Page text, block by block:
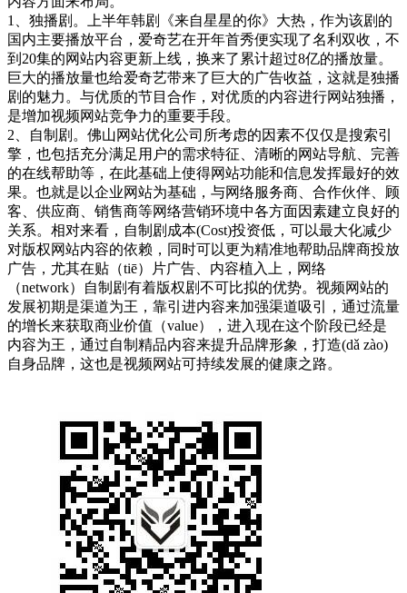
1、独播剧。上半年韩剧《来自星星的你》大热，作为该剧的
国内主要播放平台，爱奇艺在开年首秀便实现了名利双收，不
到20集的网站内容更新上线，换来了累计超过8亿的播放量。
巨大的播放量也给爱奇艺带来了巨大的广告收益，这就是独播
剧的魅力。与优质的节目合作，对优质的内容进行网站独播，
是增加视频网站竞争力的重要手段。
2、自制剧。佛山网站优化公司所考虑的因素不仅仅是搜索引
擎，也包括充分满足用户的需求特征、清晰的网站导航、完善
的在线帮助等，在此基础上使得网站功能和信息发挥最好的效
果。也就是以企业网站为基础，与网络服务商、合作伙伴、顾
客、供应商、销售商等网络营销环境中各方面因素建立良好的
关系。相对来看，自制剧成本(Cost)投资低，可以最大化减少
对版权网站内容的依赖，同时可以更为精准地帮助品牌商投放
广告，尤其在贴（tiē）片广告、内容植入上，网络
（network）自制剧有着版权剧不可比拟的优势。视频网站的
发展初期是渠道为王，靠引进内容来加强渠道吸引，通过流量
的增长来获取商业价值（value），进入现在这个阶段已经是
内容为王，通过自制精品内容来提升品牌形象，打造(dǎ zào)
自身品牌，这也是视频网站可持续发展的健康之路。